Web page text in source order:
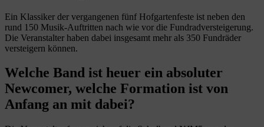
Ein Klassiker der vergangenen fünf Hofgartenfeste ist neben den
rund 150 Musik-Auftritten nach wie vor die Fundradversteigerung.
Die Veranstalter haben dabei insgesamt mehr als 350 Fundräder
versteigern können.
Welche Band ist heuer ein absoluter
Newcomer, welche Formation ist von
Anfang an mit dabei?